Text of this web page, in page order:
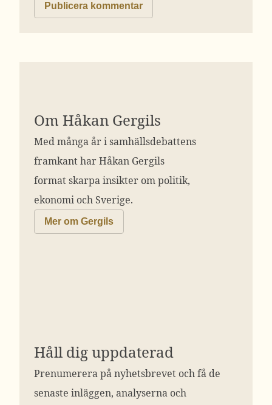
Om Håkan Gergils
Med många år i samhällsdebattens
framkant har Håkan Gergils
format skarpa insikter om politik,
ekonomi och Sverige.
Mer om Gergils
Håll dig uppdaterad
Prenumerera på nyhetsbrevet och få de
senaste inläggen, analyserna och